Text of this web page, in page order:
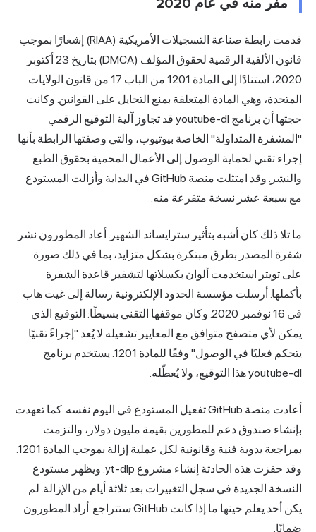
مفر منه في عام 2020
قدمت رابطة صناعة التسجيلات الأمريكية (RIAA) إشعارًا بموجب
قانون الألفية الرقمية لحقوق المؤلف (DMCA) بتاريخ 23 أكتوبر
2020، استنادًا إلى المادة 1201 من الباب 17 من قانون الولايات
المتحدة، وهي المادة المتعلقة بمنع التحايل على القوانين. وكانت
حجتها أن برنامج youtube-dl قد تجاوز آلية التوقيع الرقمي
"المشفرة المتداولة" الخاصة بيوتيوب، والتي وصفتها الرابطة بأنها
إجراء تقني لحماية الوصول إلى الأعمال المحمية بحقوق الطبع
والنشر. وقد امتثلت منصة GitHub في البداية وأزالت المستودع
مع سبعة عشر نسخة متفرعة منه.
ما تلا ذلك كان أشبه بتأثير سترايساند الشهير. أعاد المطورون نشر
شفرة المصدر بطرق مبتكرة بشكل متزايد، بما في ذلك صورة
على تويتر استخدمت ألوان بكسلاتها لتشفير قاعدة الشفرة
بأكملها. أرسلت مؤسسة الحدود الإلكترونية رسالة إلى غيت هاب
في 16 نوفمبر 2020. وكان موقفها التقني بسيطًا: التوقيع الذي
يمكن لأي متصفح متوافق مع المعايير تشغيله لا يُعد "إجراءً تقنيًا
يتحكم فعليًا في الوصول" وفقًا للمادة 1201. يستخدم برنامج
youtube-dl هذا التوقيع، ولا يُعطّله.
أعادت منصة GitHub تفعيل المستودع في اليوم نفسه. كما تعهدت
بإنشاء صندوق دعم للمطورين بقيمة مليون دولار، والتزمت
بمراجعة يدوية فنية وقانونية لكل عملية إزالة بموجب المادة 1201.
وقد حفزت هذه الحادثة إنشاء مشروع yt-dlp. ويظهر مستودع
النسخة الجديدة في سجل التغييرات بعد ثلاثة أيام من الإزالة. لم
يكن أحد يعلم حينها ما إذا كانت GitHub ستتراجع. أراد المطورون
ضمانًا.